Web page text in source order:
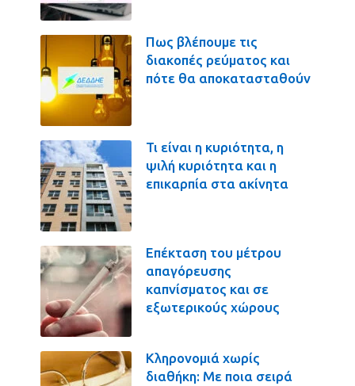
Πως βλέπουμε τις
διακοπές ρεύματος και
πότε θα αποκατασταθούν
Τι είναι η κυριότητα, η
ψιλή κυριότητα και η
επικαρπία στα ακίνητα
Επέκταση του μέτρου
απαγόρευσης
καπνίσματος και σε
εξωτερικούς χώρους
Κληρονομιά χωρίς
διαθήκη: Με ποια σειρά